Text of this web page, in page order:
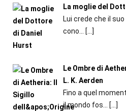
La moglie del
Lui crede che il
cono...
[…]
Le Ombre di
L. K. Aerden
Fino a quel
il mondo fos...
[…]